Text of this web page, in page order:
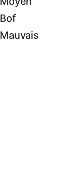
Bof
Mauvais